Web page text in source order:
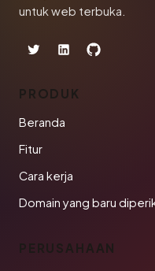
untuk web terbuka.
PRODUK
Beranda
Fitur
Cara kerja
Domain yang baru
PERUSAHAAN